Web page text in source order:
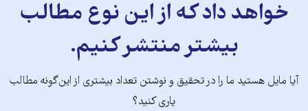
خواهد داد که از این نوع مطالب
بیشتر منتشر کنیم.
آیا مایل هستید ما را در تحقیق و نوشتن تعداد بیشتری از این‌گونه مطالب
یاری کنید؟